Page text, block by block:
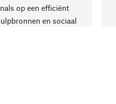
op een efficiënt
en sociaal